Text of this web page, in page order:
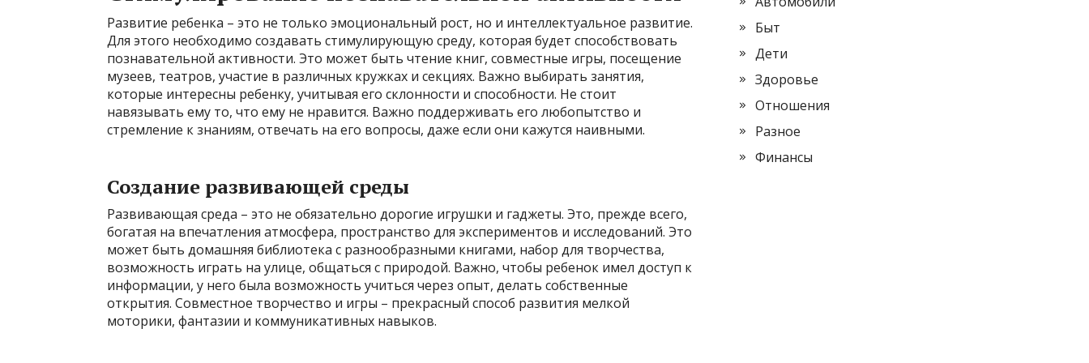
Развитие ребенка – это не только эмоциональный рост, но и интеллектуальное развитие.
Для этого необходимо создавать стимулирующую среду, которая будет способствовать
познавательной активности. Это может быть чтение книг, совместные игры, посещение
музеев, театров, участие в различных кружках и секциях. Важно выбирать занятия,
которые интересны ребенку, учитывая его склонности и способности. Не стоит
навязывать ему то, что ему не нравится. Важно поддерживать его любопытство и
стремление к знаниям, отвечать на его вопросы, даже если они кажутся наивными.
Создание развивающей среды
Развивающая среда – это не обязательно дорогие игрушки и гаджеты. Это, прежде всего,
богатая на впечатления атмосфера, пространство для экспериментов и исследований. Это
может быть домашняя библиотека с разнообразными книгами, набор для творчества,
возможность играть на улице, общаться с природой. Важно, чтобы ребенок имел доступ к
информации, у него была возможность учиться через опыт, делать собственные
открытия. Совместное творчество и игры – прекрасный способ развития мелкой
моторики, фантазии и коммуникативных навыков.
Быт
Дети
Здоровье
Отношения
Разное
Финансы